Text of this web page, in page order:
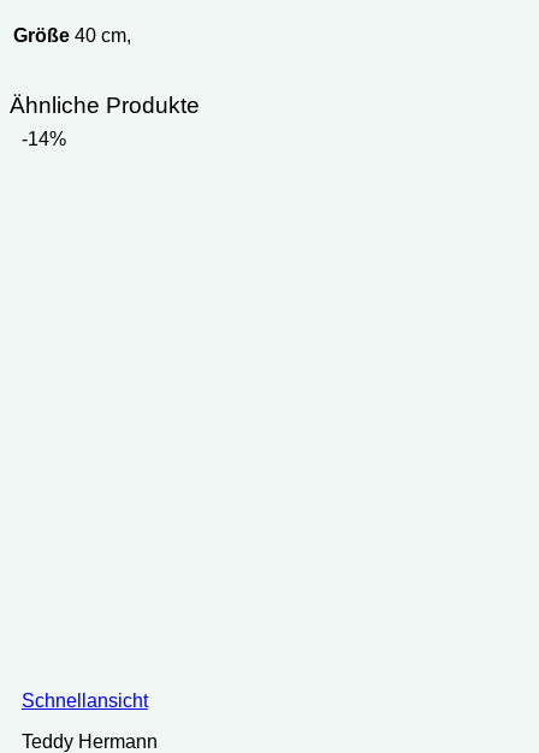
Größe 40 cm,
Ähnliche Produkte
-14%
Schnellansicht
Teddy Hermann